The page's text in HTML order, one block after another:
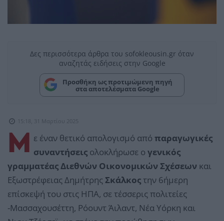
Δες περισσότερα άρθρα του sofokleousin.gr όταν
αναζητάς ειδήσεις στην Google
Προσθήκη ως προτιμώμενη πηγή
στα αποτελέσματα Google
15:18, 31 Μαρτίου 2025
Μ ε έναν θετικό απολογισμό από παραγωγικές
συναντήσεις ολοκλήρωσε ο γενικός
γραμματέας Διεθνών Οικονομικών Σχέσεων και
Εξωστρέφειας Δημήτρης Σκάλκοςτην 6ήμερη
επίσκεψή του στις ΗΠΑ, σε τέσσερις πολιτείες
-Μασσαχουσέττη, Ρόουντ Άιλαντ, Νέα Υόρκη και